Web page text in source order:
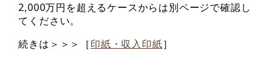
2,000万円を超えるケースからは別ページで確認し
てください。
続きは＞＞＞［印紙・収入印紙］